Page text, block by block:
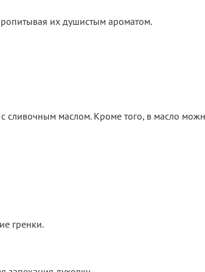
их душистым ароматом.
сливочным маслом. Кроме того, в масло
гренки.